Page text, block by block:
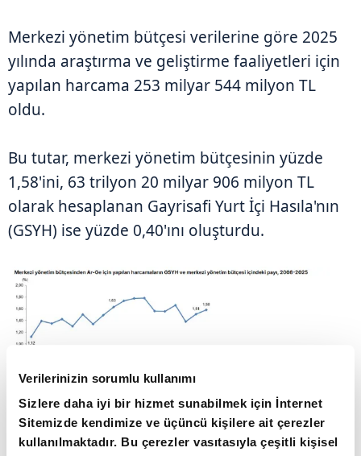
Verilerinizin sorumlu kullanımı
Sizlere daha iyi bir hizmet sunabilmek için İnternet
Sitemizde kendimize ve üçüncü kişilere ait çerezler
kullanılmaktadır. Bu çerezler vasıtasıyla çeşitli kişisel
Merkezi yönetim bütçesi verilerine göre 2025
yılında araştırma ve geliştirme faaliyetleri için
yapılan harcama 253 milyar 544 milyon TL
oldu.
Bu tutar, merkezi yönetim bütçesinin yüzde
1,58'ini, 63 trilyon 20 milyar 906 milyon TL
olarak hesaplanan Gayrisafi Yurt İçi Hasıla'nın
(GSYH) ise yüzde 0,40'ını oluşturdu.